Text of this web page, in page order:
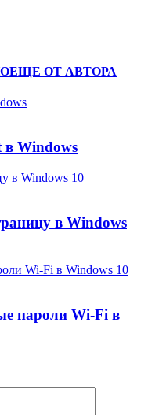
ЕЩЕ ОТ АВТОРА
в Windows
в Windows
пароли Wi-Fi в